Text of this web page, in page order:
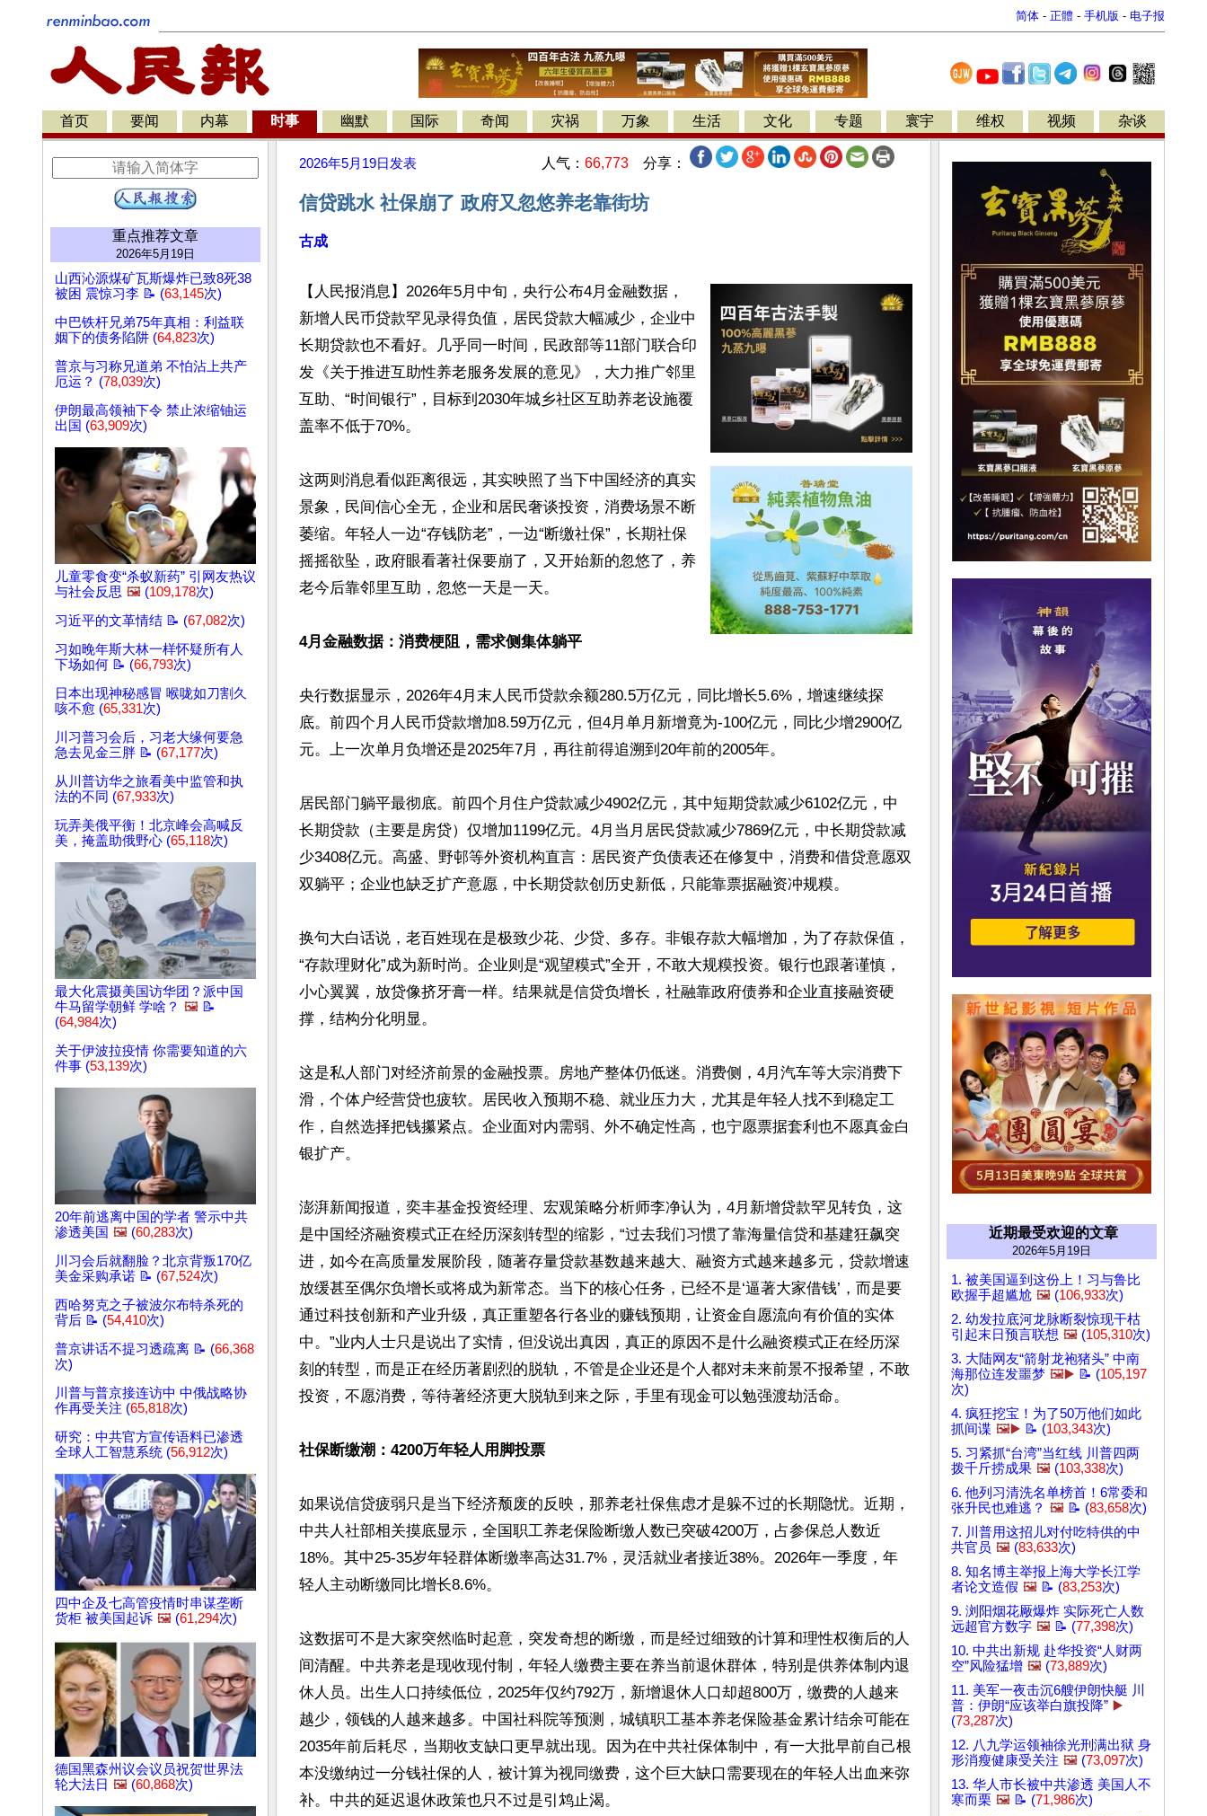
简体 - 正體 - 手机版 - 电子报
首页 要闻 内幕 时事 幽默 国际 奇闻 灾祸 万象 生活 文化 专题 寰宇 维权 视频 杂谈
重点推荐文章
2026年5月19日
山西沁源煤矿瓦斯爆炸已致8死38
被困 震惊习李 📝 (63,145次)
中巴铁杆兄弟75年真相：利益联
姻下的债务陷阱 (64,823次)
普京与习称兄道弟 不怕沾上共产
厄运？ (78,039次)
伊朗最高领袖下令 禁止浓缩铀运
出国 (63,909次)
儿童零食变“杀蚁新药” 引网友热议
与社会反思 🖼️ (109,178次)
习近平的文革情结 📝 (67,082次)
习如晚年斯大林一样怀疑所有人
下场如何 📝 (66,793次)
日本出现神秘感冒 喉咙如刀割久
咳不愈 (65,331次)
川习普习会后，习老大缘何要急
急去见金三胖 📝 (67,177次)
从川普访华之旅看美中监管和执
法的不同 (67,933次)
玩弄美俄平衡！北京峰会高喊反
美，掩盖助俄野心 (65,118次)
最大化震摄美国访华团？派中国
牛马留学朝鲜 学啥？ 🖼️ 📝
(64,984次)
关于伊波拉疫情 你需要知道的六
件事 (53,139次)
20年前逃离中国的学者 警示中共
渗透美国 🖼️ (60,283次)
川习会后就翻脸？北京背叛170亿
美金采购承诺 📝 (67,524次)
西哈努克之子被波尔布特杀死的
背后 📝 (54,410次)
普京讲话不提习透疏离 📝 (66,368
次)
川普与普京接连访中 中俄战略协
作再受关注 (65,818次)
研究：中共官方宣传语料已渗透
全球人工智慧系统 (56,912次)
四中企及七高管疫情时串谋垄断
货柜 被美国起诉 🖼️ (61,294次)
德国黑森州议会议员祝贺世界法
轮大法日 🖼️ (60,868次)
2026年5月19日 发表 人气： 66,773 分享：
信贷跳水 社保崩了 政府又忽悠养老靠街坊
古成
【人民报消息】2026年5月中旬，央行公布4月金融数据，
新增人民币贷款罕见录得负值，居民贷款大幅减少，企业中
长期贷款也不看好。几乎同一时间，民政部等11部门联合印
发《关于推进互助性养老服务发展的意见》，大力推广邻里
互助、“时间银行”，目标到2030年城乡社区互助养老设施覆
盖率不低于70%。
这两则消息看似距离很远，其实映照了当下中国经济的真实
景象，民间信心全无，企业和居民奢谈投资，消费场景不断
萎缩。年轻人一边“存钱防老”，一边“断缴社保”，长期社保
摇摇欲坠，政府眼看著社保要崩了，又开始新的忽悠了，养
老今后靠邻里互助，忽悠一天是一天。
4月金融数据：消费梗阻，需求侧集体躺平
央行数据显示，2026年4月末人民币贷款余额280.5万亿元，同比增长5.6%，增速继续探
底。前四个月人民币贷款增加8.59万亿元，但4月单月新增竟为-100亿元，同比少增2900亿
元。上一次单月负增还是2025年7月，再往前得追溯到20年前的2005年。
居民部门躺平最彻底。前四个月住户贷款减少4902亿元，其中短期贷款减少6102亿元，中
长期贷款（主要是房贷）仅增加1199亿元。4月当月居民贷款减少7869亿元，中长期贷款减
少3408亿元。高盛、野邨等外资机构直言：居民资产负债表还在修复中，消费和借贷意愿双
双躺平；企业也缺乏扩产意愿，中长期贷款创历史新低，只能靠票据融资冲规糢。
换句大白话说，老百姓现在是极致少花、少贷、多存。非银存款大幅增加，为了存款保值，
“存款理财化”成为新时尚。企业则是“观望糢式”全开，不敢大规糢投资。银行也跟著谨慎，
小心翼翼，放贷像挤牙膏一样。结果就是信贷负增长，社融靠政府债券和企业直接融资硬
撑，结构分化明显。
这是私人部门对经济前景的金融投票。房地产整体仍低迷。消费侧，4月汽车等大宗消费下
滑，个体户经营贷也疲软。居民收入预期不稳、就业压力大，尤其是年轻人找不到稳定工
作，自然选择把钱攥紧点。企业面对内需弱、外不确定性高，也宁愿票据套利也不愿真金白
银扩产。
澎湃新闻报道，奕丰基金投资经理、宏观策略分析师李净认为，4月新增贷款罕见转负，这
是中国经济融资糢式正在经历深刻转型的缩影，“过去我们习惯了靠海量信贷和基建狂飙突
进，如今在高质量发展阶段，随著存量贷款基数越来越大、融资方式越来越多元，贷款增速
放缓甚至偶尔负增长或将成为新常态。当下的核心任务，已经不是‘逼著大家借钱’，而是要
通过科技创新和产业升级，真正重塑各行各业的赚钱预期，让资金自愿流向有价值的实体
中。”业内人士只是说出了实情，但没说出真因，真正的原因不是什么融资糢式正在经历深
刻的转型，而是正在经历著剧烈的脱轨，不管是企业还是个人都对未来前景不报希望，不敢
投资，不愿消费，等待著经济更大脱轨到来之际，手里有现金可以勉强渡劫活命。
社保断缴潮：4200万年轻人用脚投票
如果说信贷疲弱只是当下经济颓废的反映，那养老社保焦虑才是躲不过的长期隐忧。近期，
中共人社部相关摸底显示，全国职工养老保险断缴人数已突破4200万，占参保总人数近
18%。其中25-35岁年轻群体断缴率高达31.7%，灵活就业者接近38%。2026年一季度，年
轻人主动断缴同比增长8.6%。
这数据可不是大家突然临时起意，突发奇想的断缴，而是经过细致的计算和理性权衡后的人
间清醒。中共养老是现收现付制，年轻人缴费主要在养当前退休群体，特别是供养体制内退
休人员。出生人口持续低位，2025年仅约792万，新增退休人口却超800万，缴费的人越来
越少，领钱的人越来越多。中国社科院等预测，城镇职工基本养老保险基金累计结余可能在
2035年前后耗尽，当期收支缺口更早就出现。因为在中共社保体制中，有一大批早前自己根
本没缴纳过一分钱社保的人，被计算为视同缴费，这个巨大缺口需要现在的年轻人出血来弥
补。中共的延迟退休政策也只不过是引鸩止渴。
近期最受欢迎的文章
2026年5月19日
1. 被美国逼到这份上！习与鲁比
欧握手超尴尬 🖼️ (106,933次)
2. 幼发拉底河龙脉断裂惊现干枯
引起末日预言联想 🖼️ (105,310次)
3. 大陆网友“箭射龙袍猪头” 中南
海那位连发噩梦 🖼️▶️ 📝 (105,197
次)
4. 疯狂挖宝！为了50万他们如此
抓间谍 🖼️▶️ 📝 (103,343次)
5. 习紧抓“台湾”当红线 川普四两
拨千斤捞成果 🖼️ (103,338次)
6. 他列习清洗名单榜首！6常委和
张升民也难逃？ 🖼️ 📝 (83,658次)
7. 川普用这招儿对付吃特供的中
共官员 🖼️ (83,633次)
8. 知名博主举报上海大学长江学
者论文造假 🖼️ 📝 (83,253次)
9. 浏阳烟花厰爆炸 实际死亡人数
远超官方数字 🖼️ 📝 (77,398次)
10. 中共出新规 赴华投资“人财两
空”风险猛增 🖼️ (73,889次)
11. 美军一夜击沉6艘伊朗快艇 川
普：伊朗“应该举白旗投降” ▶️
(73,287次)
12. 八九学运领袖徐光刑满出狱 身
形消瘦健康受关注 🖼️ (73,097次)
13. 华人市长被中共渗透 美国人不
寒而栗 🖼️ 📝 (71,986次)